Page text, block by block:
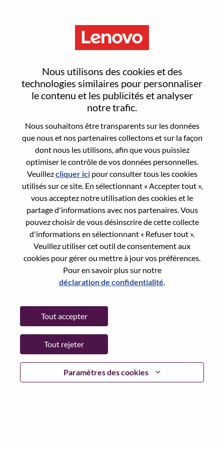
Nous utilisons des cookies et des
technologies similaires pour personnaliser
le contenu et les publicités et analyser
notre trafic.
Nous souhaitons être transparents sur les données
que nous et nos partenaires collectons et sur la façon
dont nous les utilisons, afin que vous puissiez
optimiser le contrôle de vos données personnelles.
Veuillezcliquer icipour consulter tous les cookies
utilisés sur ce site. En sélectionnant « Accepter tout »,
vous acceptez notre utilisation des cookies et le
partage d'informations avec nos partenaires. Vous
pouvez choisir de vous désinscrire de cette collecte
d'informations en sélectionnant « Refuser tout ».
Veuillez utiliser cet outil de consentement aux
cookies pour gérer ou mettre à jour vos préférences.
Pour en savoir plus sur notre
déclaration de confidentialité.
Paramètres des cookies
Tout accepter
Tout rejeter
Reset password
Are you sure you want to reset your
Enter the email address associated with your
account, then click "Continue".
We will email you a link to reset your
password.
Reset password with your e-mail
E-mail*
Continue
Go Back